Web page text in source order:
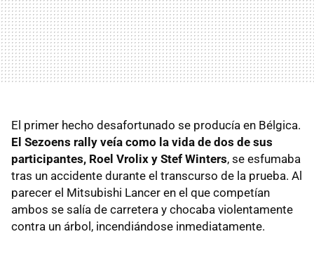
El primer hecho desafortunado se producía en Bélgica.
El Sezoens rally veía como la vida de dos de sus
participantes, Roel Vrolix y Stef Winters, se esfumaba
tras un accidente durante el transcurso de la prueba. Al
parecer el Mitsubishi Lancer en el que competían
ambos se salía de carretera y chocaba violentamente
contra un árbol, incendiándose inmediatamente.